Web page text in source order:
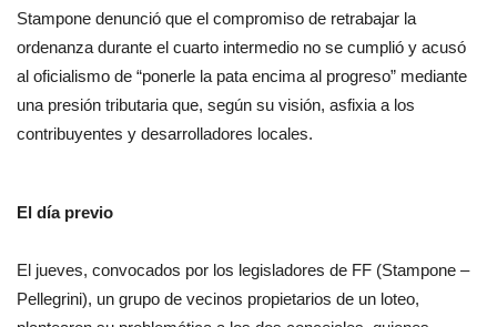
Stampone denunció que el compromiso de retrabajar la
ordenanza durante el cuarto intermedio no se cumplió y acusó
al oficialismo de “ponerle la pata encima al progreso” mediante
una presión tributaria que, según su visión, asfixia a los
contribuyentes y desarrolladores locales.
El día previo
El jueves, convocados por los legisladores de FF (Stampone –
Pellegrini), un grupo de vecinos propietarios de un loteo,